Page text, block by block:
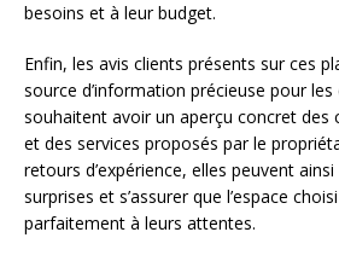
besoins et à leur budget.
Enfin, les avis clients présents sur ces
source d’information précieuse pour les
souhaitent avoir un aperçu concret des
et des services proposés par le
retours d’expérience, elles peuvent
surprises et s’assurer que l’espace
parfaitement à leurs attentes.